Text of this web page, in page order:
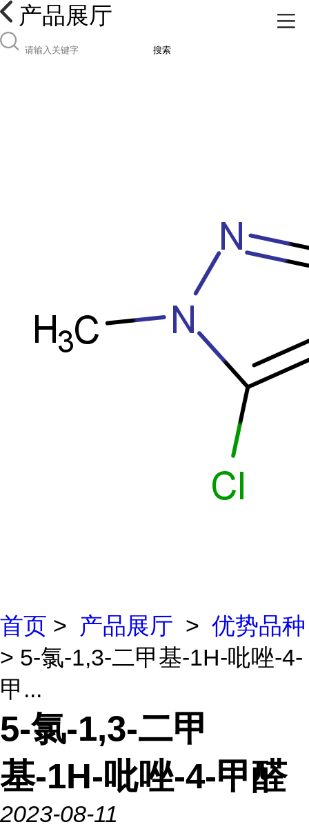
产品展厅
搜索
首页 > 产品展厅 > 优势品种
> 5-氯-1,3-二甲基-1H-吡唑-4-
甲...
5-氯-1,3-二甲
基-1H-吡唑-4-甲醛
2023-08-11